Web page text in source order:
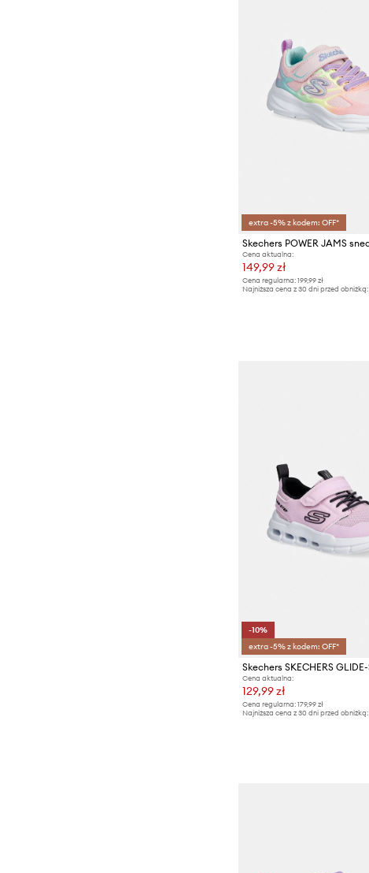
extra -5% z kodem: OFF*
Cena aktualna:
149,99 zł
Cena regularna: 199,99 zł
Najniższa cena z 30 dni przed obniżką:
-10%
extra -5% z kodem: OFF*
Cena aktualna:
129,99 zł
Cena regularna: 179,99 zł
Najniższa cena z 30 dni przed obniżką: